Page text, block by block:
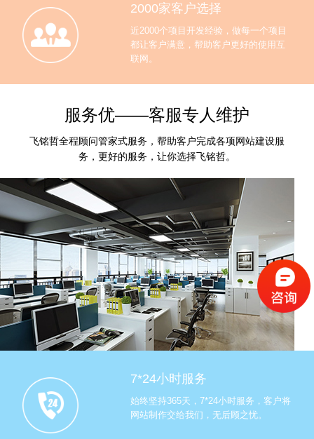
2000家客户选择
近2000个项目开发经验，做每一个项目
都让客户满意，帮助客户更好的使用互
联网。
服务优——客服专人维护
飞铭哲全程顾问管家式服务，帮助客户完成各项网站建设服
务，更好的服务，让你选择飞铭哲。
7*24小时服务
始终坚持365天，7*24小时服务，客户将
网站制作交给我们，无后顾之忧。